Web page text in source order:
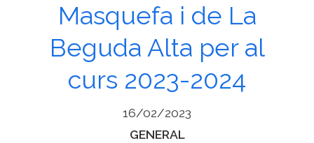
Masquefa i de La
Beguda Alta per al
curs 2023-2024
16/02/2023
Categories
GENERAL